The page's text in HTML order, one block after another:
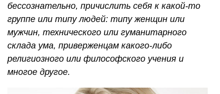
бессознательно, причислить себя к какой-то
группе или типу людей: типу женщин или
мужчин, технического или гуманитарного
склада ума, приверженцам какого-либо
религиозного или философского учения и
многое другое.